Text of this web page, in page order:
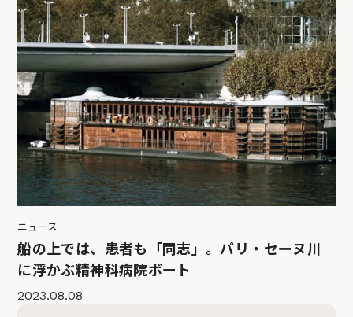
ニュース
船の上では、患者も「同志」。パリ・セーヌ川
に浮かぶ精神科病院ボート
2023.08.08